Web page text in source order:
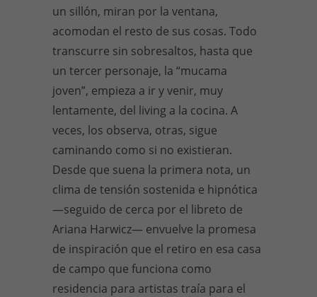
un sillón, miran por la ventana,
acomodan el resto de sus cosas. Todo
transcurre sin sobresaltos, hasta que
un tercer personaje, la “mucama
joven”, empieza a ir y venir, muy
lentamente, del living a la cocina. A
veces, los observa, otras, sigue
caminando como si no existieran.
Desde que suena la primera nota, un
clima de tensión sostenida e hipnótica
—seguido de cerca por el libreto de
Ariana Harwicz— envuelve la promesa
de inspiración que el retiro en esa casa
de campo que funciona como
residencia para artistas traía para el